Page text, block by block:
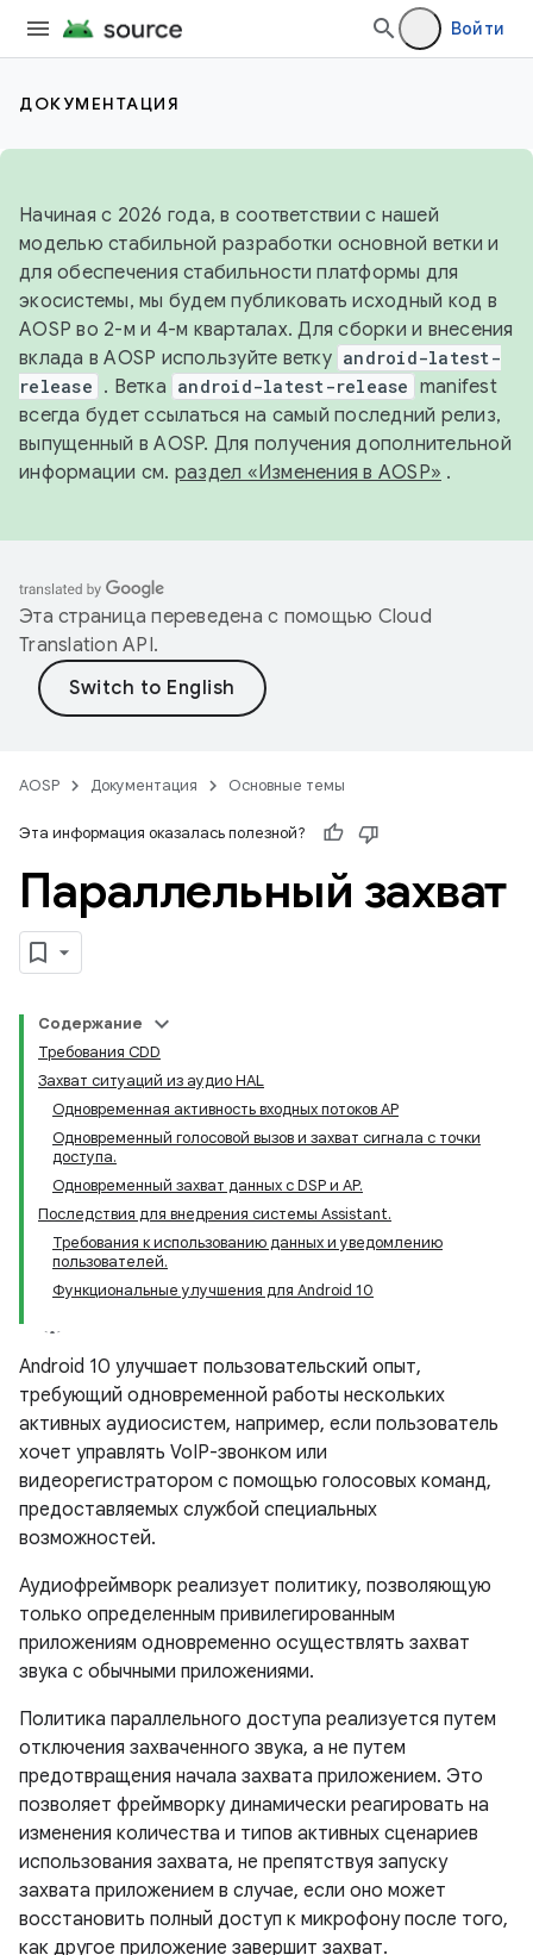
Войти
ДОКУМЕНТАЦИЯ
Начиная с 2026 года, в соответствии с нашей
моделью стабильной разработки основной ветки и
для обеспечения стабильности платформы для
экосистемы, мы будем публиковать исходный код в
AOSP во 2-м и 4-м кварталах. Для сборки и внесения
вклада в AOSP используйте ветку android-latest-
release . Ветка android-latest-release manifest
всегда будет ссылаться на самый последний релиз,
выпущенный в AOSP. Для получения дополнительной
информации см. раздел «Изменения в AOSP» .
Эта страница переведена с помощью Cloud
Translation API.
AOSP Документация Основные темы
Эта информация оказалась полезной?
Параллельный захват
Содержание
Требования CDD
Захват ситуаций из аудио HAL
Одновременная активность входных потоков AP
Одновременный голосовой вызов и захват сигнала с точки
доступа.
Одновременный захват данных с DSP и AP.
Последствия для внедрения системы Assistant.
Требования к использованию данных и уведомлению
пользователей.
Функциональные улучшения для Android 10
Android 10 улучшает пользовательский опыт,
требующий одновременной работы нескольких
активных аудиосистем, например, если пользователь
хочет управлять VoIP-звонком или
видеорегистратором с помощью голосовых команд,
предоставляемых службой специальных
возможностей.
Аудиофреймворк реализует политику, позволяющую
только определенным привилегированным
приложениям одновременно осуществлять захват
звука с обычными приложениями.
Политика параллельного доступа реализуется путем
отключения захваченного звука, а не путем
предотвращения начала захвата приложением. Это
позволяет фреймворку динамически реагировать на
изменения количества и типов активных сценариев
использования захвата, не препятствуя запуску
захвата приложением в случае, если оно может
восстановить полный доступ к микрофону после того,
как другое приложение завершит захват.